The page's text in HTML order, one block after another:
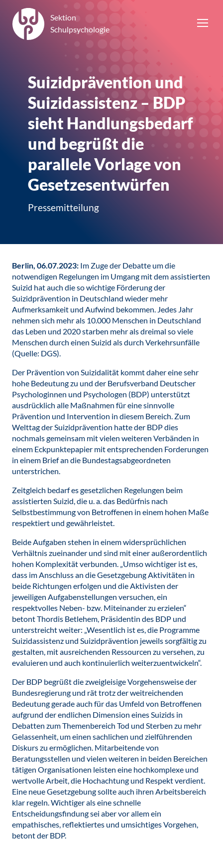
Sektion
Schulpsychologie
Suizidprävention und
Suizidassistenz – BDP
sieht Handlungsbedarf
und begrüßt die
parallele Vorlage von
Gesetzesentwürfen
Pressemitteilung
Berlin, 06.07.2023: Im Zuge der Debatte um die
notwendigen Regelungen im Umgang mit dem assistierten
Suizid hat auch die so wichtige Förderung der
Suizidprävention in Deutschland wieder mehr
Aufmerksamkeit und Aufwind bekommen. Jedes Jahr
nehmen sich mehr als 10.000 Menschen in Deutschland
das Leben und 2020 starben mehr als dreimal so viele
Menschen durch einen Suizid als durch Verkehrsunfälle
(Quelle: DGS).
Der Prävention von Suizidalität kommt daher eine sehr
hohe Bedeutung zu und der Berufsverband Deutscher
Psychologinnen und Psychologen (BDP) unterstützt
ausdrücklich alle Maßnahmen für eine sinnvolle
Prävention und Intervention in diesem Bereich. Zum
Welttag der Suizidprävention hatte der BDP dies
nochmals gemeinsam mit vielen weiteren Verbänden in
einem Eckpunktepapier mit entsprechenden Forderungen
in einem Brief an die Bundestagsabgeordneten
unterstrichen.
Zeitgleich bedarf es gesetzlichen Regelungen beim
assistierten Suizid, die u. a. das Bedürfnis nach
Selbstbestimmung von Betroffenen in einem hohen Maße
respektiert und gewährleistet.
Beide Aufgaben stehen in einem widersprüchlichen
Verhältnis zueinander und sind mit einer außerordentlich
hohen Komplexität verbunden. „Umso wichtiger ist es,
dass im Anschluss an die Gesetzgebung Aktivitäten in
beide Richtungen erfolgen und die Aktivisten der
jeweiligen Aufgabenstellungen versuchen, ein
respektvolles Neben- bzw. Miteinander zu erzielen“
betont Thordis Betlehem, Präsidentin des BDP und
unterstreicht weiter: „Wesentlich ist es, die Programme
Suizidassistenz und Suizidprävention jeweils sorgfältig zu
gestalten, mit ausreichenden Ressourcen zu versehen, zu
evaluieren und auch kontinuierlich weiterzuentwickeln“.
Der BDP begrüßt die zweigleisige Vorgehensweise der
Bundesregierung und rät trotz der weitreichenden
Bedeutung gerade auch für das Umfeld von Betroffenen
aufgrund der endlichen Dimension eines Suizids in
Debatten zum Themenbereich Tod und Sterben zu mehr
Gelassenheit, um einen sachlichen und zielführenden
Diskurs zu ermöglichen. Mitarbeitende von
Beratungsstellen und vielen weiteren in beiden Bereichen
tätigen Organisationen leisten eine hochkomplexe und
wertvolle Arbeit, die Hochachtung und Respekt verdient.
Eine neue Gesetzgebung sollte auch ihren Arbeitsbereich
klar regeln. Wichtiger als eine schnelle
Entscheidungsfindung sei aber vor allem ein
empathisches, reflektiertes und umsichtiges Vorgehen,
betont der BDP.